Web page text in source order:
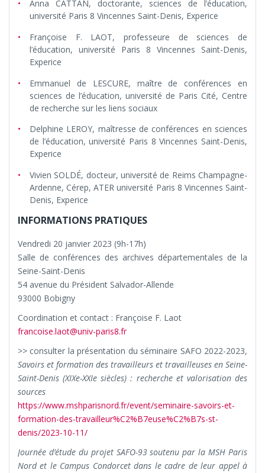
Anna CATTAN, doctorante, sciences de l’éducation,
université Paris 8 Vincennes Saint-Denis, Experice
Françoise F. LAOT, professeure de sciences de
l’éducation, université Paris 8 Vincennes Saint-Denis,
Experice
Emmanuel de LESCURE, maître de conférences en
sciences de l’éducation, université de Paris Cité, Centre
de recherche sur les liens sociaux
Delphine LEROY, maîtresse de conférences en sciences
de l’éducation, université Paris 8 Vincennes Saint-Denis,
Experice
Vivien SOLDÉ, docteur, université de Reims Champagne-
Ardenne, Cérep, ATER université Paris 8 Vincennes Saint-
Denis, Experice
INFORMATIONS PRATIQUES
Vendredi 20 janvier 2023 (9h-17h)
Salle de conférences des archives départementales de la
Seine-Saint-Denis
54 avenue du Président Salvador-Allende
93000 Bobigny
Coordination et contact : Françoise F. Laot
francoise.laot@univ-paris8.fr
>> consulter la présentation du séminaire SAFO 2022-2023,
Savoirs et formation des travailleurs et travailleuses en Seine-
Saint-Denis (XIXe-XXIe siècles) : recherche et valorisation des
sources
https://www.mshparisnord.fr/event/seminaire-savoirs-et-
formation-des-travailleur%C2%B7euse%C2%B7s-st-
denis/2023-10-11/
Journée d’étude du projet SAFO-93 soutenu par la MSH Paris
Nord et le Campus Condorcet dans le cadre de leur appel à